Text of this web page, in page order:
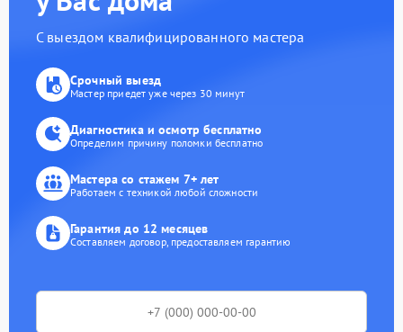
С выездом квалифицированного мастера
Срочный выезд
Мастер приедет уже через 30 минут
Диагностика и осмотр бесплатно
Определим причину поломки бесплатно
Мастера со стажем 7+ лет
Работаем с техникой любой сложности
Гарантия до 12 месяцев
Составляем договор, предоставляем гарантию